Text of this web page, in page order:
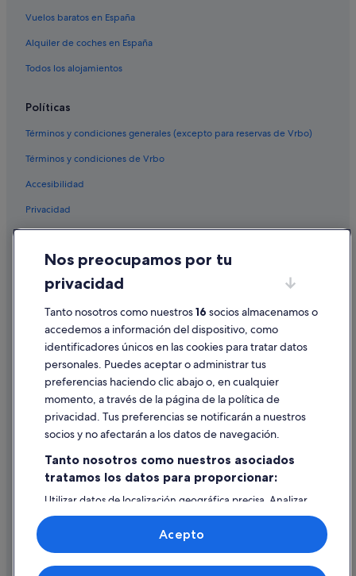
Vuelos baratos en España
Alquiler de coches en España
Todos los alojamientos
Políticas
Términos y condiciones generales (excepto para reservas de Vrbo)
Términos y condiciones de Vrbo
Accesibilidad
Privacidad
Condiciones de uso
Información legal/contacto
Pautas sobre el contenido y cómo denunciar contenido
Ayuda
Cancelar un vuelo
Cancelar una reserva de hotel o de un alquiler vacacional
Plazos de reembolso
Utilizar un cupón de Expedia
Documentos para viajes internacionales
Nos preocupamos por tu
privacidad
Tanto nosotros como nuestros16 socios almacenamos o
accedemos a información del dispositivo, como
identificadores únicos en las cookies para tratar datos
personales. Puedes aceptar o administrar tus
preferencias haciendo clic abajo o, en cualquier
momento, a través de la página de la política de
privacidad. Tus preferencias se notificarán a nuestros
socios y no afectarán a los datos de navegación.
Tanto nosotros como nuestros asociados
tratamos los datos para proporcionar:
Utilizar datos de localización geográfica precisa. Analizar
activamente las características del dispositivo para su
identificación. Almacenar la información en un dispositivo
y/o acceder a ella. Publicidad y contenido personalizados,
medición de publicidad y contenido, investigación de
audiencia y desarrollo de servicios.
Acepto